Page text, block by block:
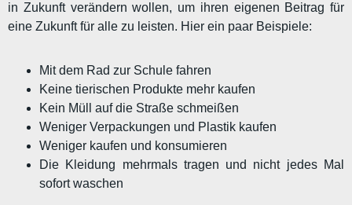
in Zukunft verändern wollen, um ihren eigenen Beitrag für
eine Zukunft für alle zu leisten. Hier ein paar Beispiele:
Mit dem Rad zur Schule fahren
Keine tierischen Produkte mehr kaufen
Kein Müll auf die Straße schmeißen
Weniger Verpackungen und Plastik kaufen
Weniger kaufen und konsumieren
Die Kleidung mehrmals tragen und nicht jedes Mal
sofort waschen